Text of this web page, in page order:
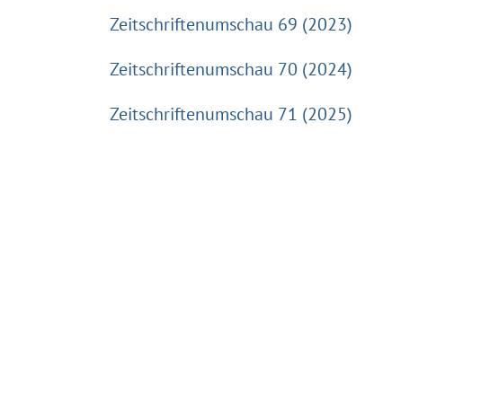
Zeitschriftenumschau 69 (2023)
Zeitschriftenumschau 70 (2024)
Zeitschriftenumschau 71 (2025)